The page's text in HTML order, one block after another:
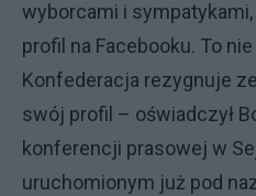
wyborcami i
profil na Facebooku. To
Konfederacja rezygnuje
swój profil – oświadczył
konferencji prasowej w
uruchomionym już pod